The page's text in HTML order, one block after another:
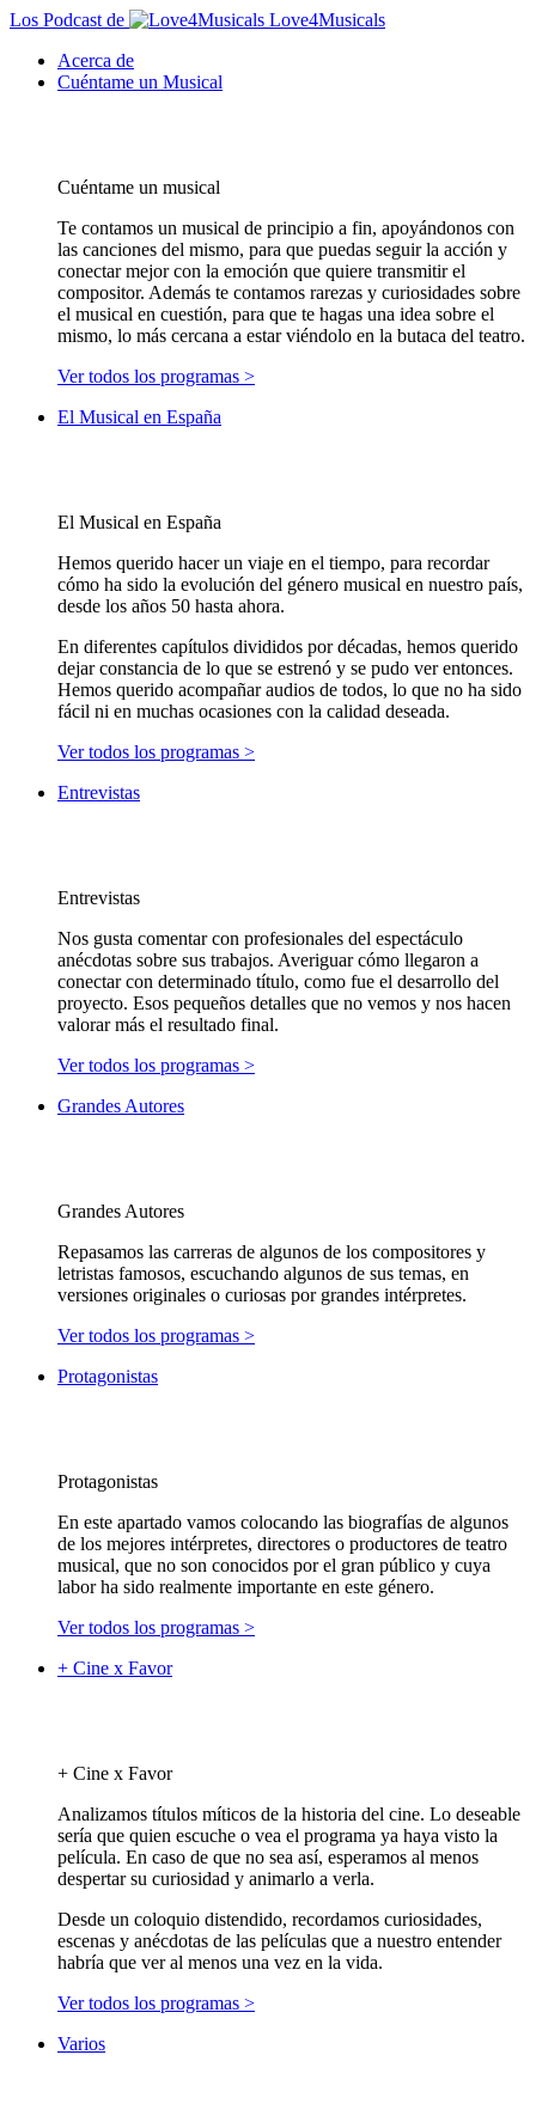
Los Podcast de
Love4Musicals
Acerca de
Cuéntame un Musical
Cuéntame un musical
Te contamos un musical de principio a fin, apoyándonos con
las canciones del mismo, para que puedas seguir la acción y
conectar mejor con la emoción que quiere transmitir el
compositor. Además te contamos rarezas y curiosidades sobre
el musical en cuestión, para que te hagas una idea sobre el
mismo, lo más cercana a estar viéndolo en la butaca del teatro.
Ver todos los programas >
El Musical en España
El Musical en España
Hemos querido hacer un viaje en el tiempo, para recordar
cómo ha sido la evolución del género musical en nuestro país,
desde los años 50 hasta ahora.
En diferentes capítulos divididos por décadas, hemos querido
dejar constancia de lo que se estrenó y se pudo ver entonces.
Hemos querido acompañar audios de todos, lo que no ha sido
fácil ni en muchas ocasiones con la calidad deseada.
Ver todos los programas >
Entrevistas
Entrevistas
Nos gusta comentar con profesionales del espectáculo
anécdotas sobre sus trabajos. Averiguar cómo llegaron a
conectar con determinado título, como fue el desarrollo del
proyecto. Esos pequeños detalles que no vemos y nos hacen
valorar más el resultado final.
Ver todos los programas >
Grandes Autores
Grandes Autores
Repasamos las carreras de algunos de los compositores y
letristas famosos, escuchando algunos de sus temas, en
versiones originales o curiosas por grandes intérpretes.
Ver todos los programas >
Protagonistas
Protagonistas
En este apartado vamos colocando las biografías de algunos
de los mejores intérpretes, directores o productores de teatro
musical, que no son conocidos por el gran público y cuya
labor ha sido realmente importante en este género.
Ver todos los programas >
+ Cine x Favor
+ Cine x Favor
Analizamos títulos míticos de la historia del cine. Lo deseable
sería que quien escuche o vea el programa ya haya visto la
película. En caso de que no sea así, esperamos al menos
despertar su curiosidad y animarlo a verla.
Desde un coloquio distendido, recordamos curiosidades,
escenas y anécdotas de las películas que a nuestro entender
habría que ver al menos una vez en la vida.
Ver todos los programas >
Varios